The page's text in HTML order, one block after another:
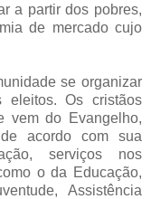
a partir dos pobres,
de mercado cujo
se organizar
eleitos. Os cristãos
vem do Evangelho,
acordo com sua
serviços nos
o da Educação,
Assistência